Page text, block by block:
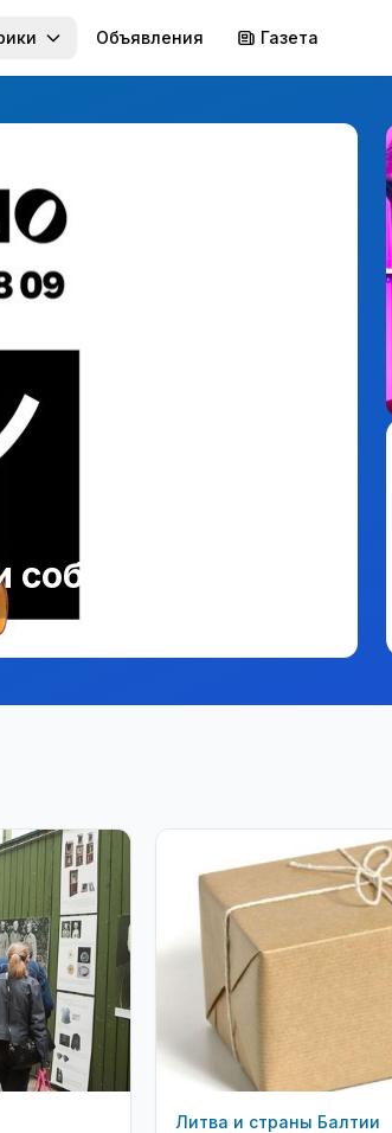
Объявления Газета
событий
Литва и страны Балтии